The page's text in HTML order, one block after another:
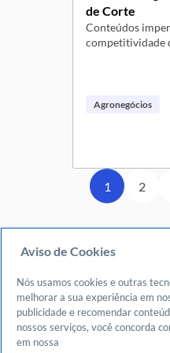
de Corte
Conteúdos
competitividade
rural, com essa
Carne Bovina,
consumo pelos
Agronegócios
1 2
Navegue
Meu espaço
Fazer login
Cadastrar-se
Aviso de Cookies
Nós usamos cookies e outras
melhorar a sua experiência em
publicidade e recomendar
nossos serviços, você concorda
em nossa